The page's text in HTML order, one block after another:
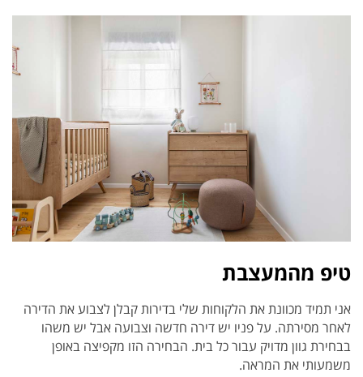
טיפ מהמעצבת
אני תמיד מכוונת את הלקוחות שלי בדירות קבלן לצבוע את הדירה
לאחר מסירתה. על פניו יש דירה חדשה וצבועה אבל יש משהו
בבחירת גוון מדויק עבור כל בית. הבחירה הזו מקפיצה באופן
משמעותי את המראה.